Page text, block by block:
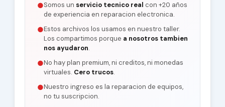
●Somos un servicio tecnico real con +20 años
de experiencia en reparacion electronica.
●Estos archivos los usamos en nuestro taller.
Los compartimos porque a nosotros tambien
nos ayudaron.
●No hay plan premium, ni creditos, ni monedas
virtuales. Cero trucos.
●Nuestro ingreso es la reparacion de equipos,
no tu suscripcion.